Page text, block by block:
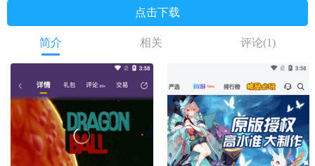
点击下载
简介 相关 评论(1)